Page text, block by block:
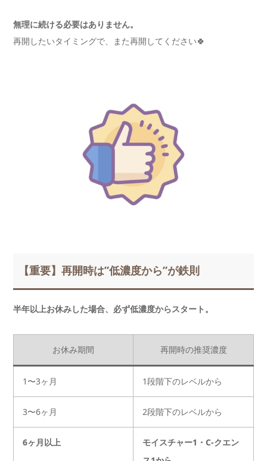
無理に続ける必要はありません。
再開したいタイミングで、また再開してください🍀
【重要】再開時は”低濃度から”が鉄則
半年以上お休みした場合、必ず低濃度からスタート。
お休み期間 再開時の推奨濃度
1〜3ヶ月 1段階下のレベルから
3〜6ヶ月 2段階下のレベルから
6ヶ月以上
モイスチャー1・C-クエン